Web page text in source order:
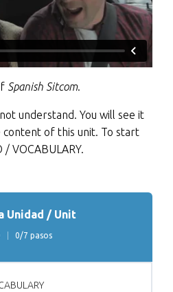
Spanish Sitcom.
understand. You will see it
of this unit. To start
/ VOCABULARY.
Unidad / Unit
0/7 pasos